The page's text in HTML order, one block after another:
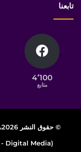
تابعنا
4٬100
متابع
© حقوق النشر 2026، جميع الحقوق محفوظة |
Digital Media) -